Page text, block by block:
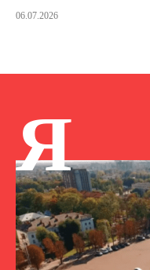
06.07.2026
Я